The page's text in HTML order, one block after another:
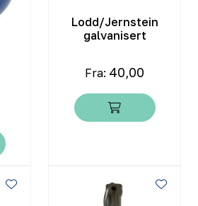
Lodd/Jernstein
galvanisert
Fra: 40,00